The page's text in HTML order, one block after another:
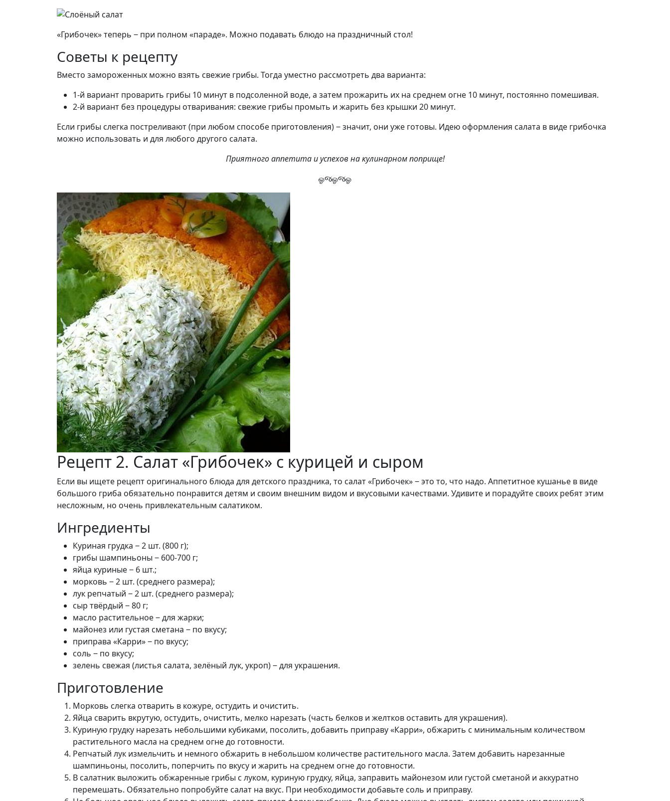
«Грибочек» теперь ‒ при полном «параде». Можно подавать блюдо на праздничный стол!
Советы к рецепту
Вместо замороженных можно взять свежие грибы. Тогда уместно рассмотреть два варианта:
1-й вариант проварить грибы 10 минут в подсоленной воде, а затем прожарить их на среднем огне 10 минут, постоянно помешивая.
2-й вариант без процедуры отваривания: свежие грибы промыть и жарить без крышки 20 минут.
Если грибы слегка постреливают (при любом способе приготовления) ‒ значит, они уже готовы. Идею оформления салата в виде грибочка
можно использовать и для любого другого салата.
Приятного аппетита и успехов на кулинарном поприще!
ஓજஓજஓ
Рецепт 2. Салат «Грибочек» с курицей и сыром
Если вы ищете рецепт оригинального блюда для детского праздника, то салат «Грибочек» ‒ это то, что надо. Аппетитное кушанье в виде
большого гриба обязательно понравится детям и своим внешним видом и вкусовыми качествами. Удивите и порадуйте своих ребят этим
несложным, но очень привлекательным салатиком.
Ингредиенты
Куриная грудка ‒ 2 шт. (800 г);
грибы шампиньоны ‒ 600-700 г;
яйца куриные ‒ 6 шт.;
морковь ‒ 2 шт. (среднего размера);
лук репчатый ‒ 2 шт. (среднего размера);
сыр твёрдый ‒ 80 г;
масло растительное ‒ для жарки;
майонез или густая сметана ‒ по вкусу;
приправа «Карри» ‒ по вкусу;
соль ‒ по вкусу;
зелень свежая (листья салата, зелёный лук, укроп) ‒ для украшения.
Приготовление
Морковь слегка отварить в кожуре, остудить и очистить.
Яйца сварить вкрутую, остудить, очистить, мелко нарезать (часть белков и желтков оставить для украшения).
Куриную грудку нарезать небольшими кубиками, посолить, добавить приправу «Карри», обжарить с минимальным количеством
растительного масла на среднем огне до готовности.
Репчатый лук измельчить и немного обжарить в небольшом количестве растительного масла. Затем добавить нарезанные
шампиньоны, посолить, поперчить по вкусу и жарить на среднем огне до готовности.
В салатник выложить обжаренные грибы с луком, куриную грудку, яйца, заправить майонезом или густой сметаной и аккуратно
перемешать. Обязательно попробуйте салат на вкус. При необходимости добавьте соль и приправу.